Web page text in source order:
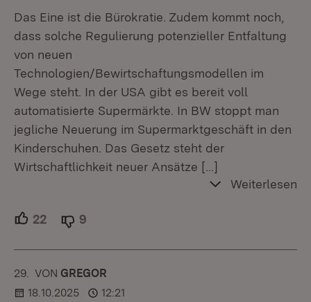
Das Eine ist die Bürokratie. Zudem kommt noch,
dass solche Regulierung potenzieller Entfaltung
von neuen
Technologien/Bewirtschaftungsmodellen im
Wege steht. In der USA gibt es bereit voll
automatisierte Supermärkte. In BW stoppt man
jegliche Neuerung im Supermarktgeschäft in den
Kinderschuhen. Das Gesetz steht der
Wirtschaftlichkeit neuer Ansätze […]
Weiterlesen
22 Unterstützer.
9
29. KOMMENTAR
VON :GREGOR
18.10.2025
12:21